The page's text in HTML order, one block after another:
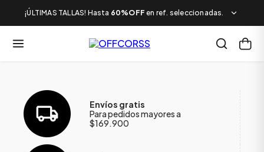
¡ÚLTIMAS TALLAS! Hasta 60%OFF en ref. seleccionadas.
Envíos gratis
Para pedidos mayores a
$169.900